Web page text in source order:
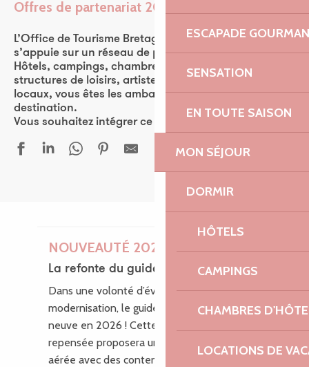
ESCAPADE
SENSATION
EN TOUTE SAISON
MON SÉJOUR
DORMIR
HÔTELS
CAMPINGS
CHAMBRES
LOCATIONS DE
Offres de partenariat 2026
Ajouter aux
L’Office de Tourisme Bretagne Côte de Granit Rose
s’appuie sur un réseau de plus de 570 partenaires.
Hôtels, campings, chambres d’hôtes, restaurants,
structures de loisirs, artistes, ou encore producteurs
locaux, vous êtes les ambassadeurs de la
destination.
Vous souhaitez intégrer ce réseau ? Rejoignez-nous !
NOUVEAUTÉ 2026
La refonte du guide des loisirs
Dans une volonté d’évolution et de
modernisation, le guide des Loisirs fait peau
neuve en 2026 ! Cette nouvelle édition
repensée proposera une mise en page plus
aérée avec des contenus enrichis pour